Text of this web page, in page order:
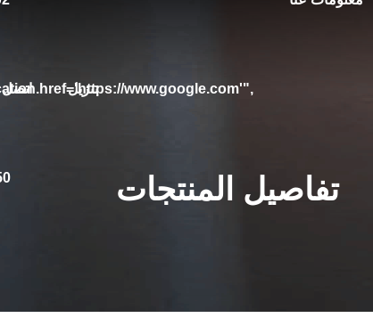
www.google.com'", اتصل تنزيل
تفاصيل المنتجات